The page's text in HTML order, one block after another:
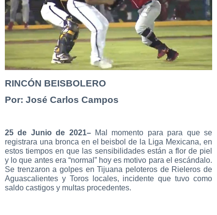
RINCÓN BEISBOLERO
Por: José Carlos Campos
25 de Junio de 2021–Mal momento para para que se
registrara una bronca en el beisbol de la Liga Mexicana, en
estos tiempos en que las sensibilidades están a flor de piel
y lo que antes era “normal” hoy es motivo para el escándalo.
Se trenzaron a golpes en Tijuana peloteros de Rieleros de
Aguascalientes y Toros locales, incidente que tuvo como
saldo castigos y multas procedentes.